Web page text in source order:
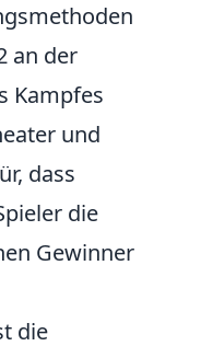
an der
Kampfes
und
dass
die
Gewinner
die